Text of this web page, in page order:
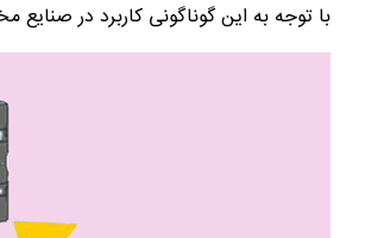
با توجه به این گوناگونی کاربرد در صنایع